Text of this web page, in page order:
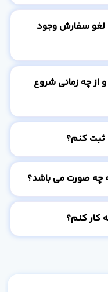
لغو سفارش وجود
از چه زمانی شروع
ثبت کنم؟
چه صورت می باشد؟
کار کنم؟